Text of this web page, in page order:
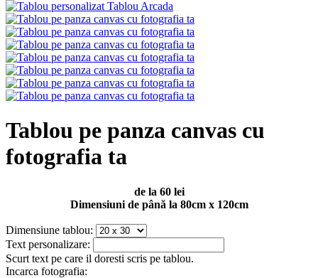
Tablou pe panza canvas cu
fotografia ta
de la 60 lei
Dimensiuni de până la 80cm x 120cm
Dimensiune tablou:
Text personalizare:
Scurt text pe care il doresti scris pe tablou.
Incarca fotografia: